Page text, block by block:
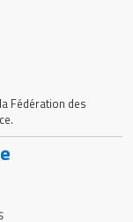
Fédération des